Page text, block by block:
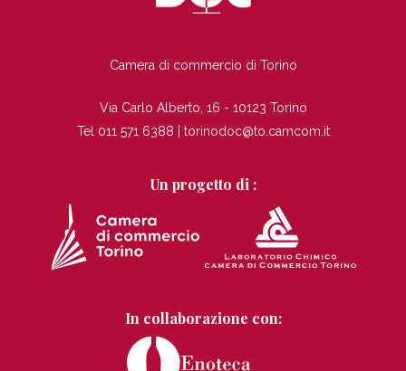
Camera di commercio di Torino
Via Carlo Alberto, 16 - 10123 Torino
Tel 011 571 6388 | torinodoc@to.camcom.it
Un progetto di :
In collaborazione con: